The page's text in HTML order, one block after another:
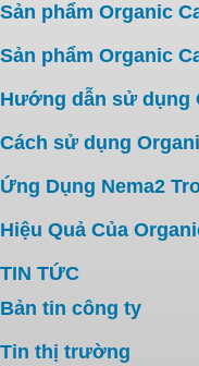
Sản phẩm Organic
Sản phẩm Organic
Hướng dẫn sử dụng
Cách sử dụng
Ứng Dụng Nema2
Hiệu Quả Của
TIN TỨC
Bản tin công ty
Tin thị trường